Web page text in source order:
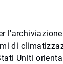
di
Uniti